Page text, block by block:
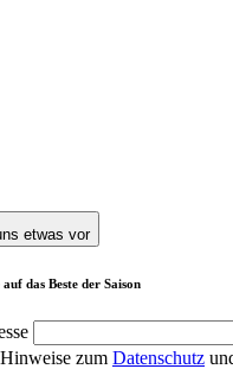
etwas vor
das Beste der Saison
zum Datenschutz